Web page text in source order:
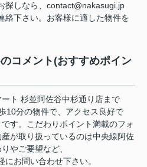
探しなら、contact@nakasugi.jp
絡下さい。お客様に適した物件を
コメント(おすすめポイン
ト 杉並阿佐谷中杉通り店まで
10分の物件で、アクセス良好で
す。こだわりポイント満載のフォ
が取り扱っているのは中央線阿佐
やご要望など、
お問い合わせ下さい。